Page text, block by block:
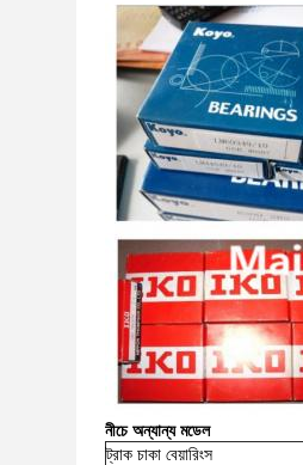
নীচে অন্যান্য মডেল
ট্রাক চাকা বেয়ারিংস